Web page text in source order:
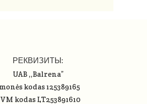
РЕКВИЗИТЫ:
UAB ,,Balrena”
kodas 125389165
kodas LT253891610